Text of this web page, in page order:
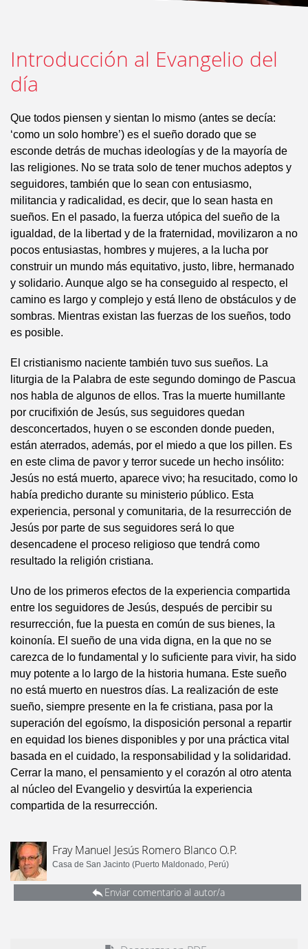
Introducción al Evangelio del
día
Que todos piensen y sientan lo mismo (antes se decía:
‘como un solo hombre’) es el sueño dorado que se
esconde detrás de muchas ideologías y de la mayoría de
las religiones. No se trata solo de tener muchos adeptos y
seguidores, también que lo sean con entusiasmo,
militancia y radicalidad, es decir, que lo sean hasta en
sueños. En el pasado, la fuerza utópica del sueño de la
igualdad, de la libertad y de la fraternidad, movilizaron a no
pocos entusiastas, hombres y mujeres, a la lucha por
construir un mundo más equitativo, justo, libre, hermanado
y solidario. Aunque algo se ha conseguido al respecto, el
camino es largo y complejo y está lleno de obstáculos y de
sombras. Mientras existan las fuerzas de los sueños, todo
es posible.
El cristianismo naciente también tuvo sus sueños. La
liturgia de la Palabra de este segundo domingo de Pascua
nos habla de algunos de ellos. Tras la muerte humillante
por crucifixión de Jesús, sus seguidores quedan
desconcertados, huyen o se esconden donde pueden,
están aterrados, además, por el miedo a que los pillen. Es
en este clima de pavor y terror sucede un hecho insólito:
Jesús no está muerto, aparece vivo; ha resucitado, como lo
había predicho durante su ministerio público. Esta
experiencia, personal y comunitaria, de la resurrección de
Jesús por parte de sus seguidores será lo que
desencadene el proceso religioso que tendrá como
resultado la religión cristiana.
Uno de los primeros efectos de la experiencia compartida
entre los seguidores de Jesús, después de percibir su
resurrección, fue la puesta en común de sus bienes, la
koinonía. El sueño de una vida digna, en la que no se
carezca de lo fundamental y lo suficiente para vivir, ha sido
muy potente a lo largo de la historia humana. Este sueño
no está muerto en nuestros días. La realización de este
sueño, siempre presente en la fe cristiana, pasa por la
superación del egoísmo, la disposición personal a repartir
en equidad los bienes disponibles y por una práctica vital
basada en el cuidado, la responsabilidad y la solidaridad.
Cerrar la mano, el pensamiento y el corazón al otro atenta
al núcleo del Evangelio y desvirtúa la experiencia
compartida de la resurrección.
Fray Manuel Jesús Romero Blanco O.P.
Casa de San Jacinto (Puerto Maldonado, Perú)
Enviar comentario al autor/a